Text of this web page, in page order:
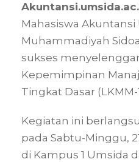
Mahasiswa Akuntansi
Muhammadiyah
sukses
Kepemimpinan
Tingkat Dasar (LKMM-
Kegiatan ini
pada Sabtu-Minggu,
di Kampus 1 Umsida